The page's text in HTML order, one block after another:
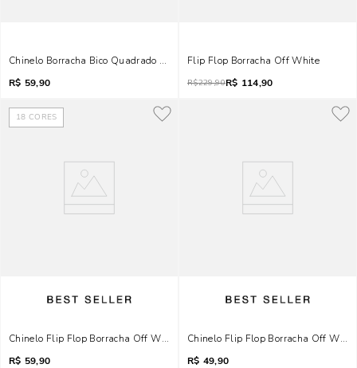
Chinelo Borracha Bico Quadrado Branco
R$ 59,90
Flip Flop Borracha Off White
R$229,90R$ 114,90
18 CORES
Chinelo Flip Flop Borracha Off White
R$ 59,90
Chinelo Flip Flop Borracha Off White
R$ 49,90